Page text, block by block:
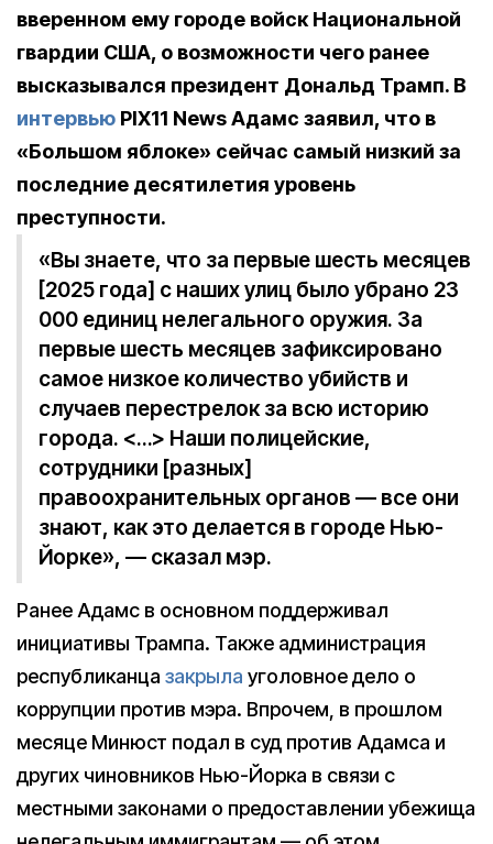
вверенном ему городе войск Национальной
гвардии США, о возможности чего ранее
высказывался президент Дональд Трамп. В
интервью PIX11 News Адамс заявил, что в
«Большом яблоке» сейчас самый низкий за
последние десятилетия уровень
преступности.
«Вы знаете, что за первые шесть месяцев
[2025 года] с наших улиц было убрано 23
000 единиц нелегального оружия. За
первые шесть месяцев зафиксировано
самое низкое количество убийств и
случаев перестрелок за всю историю
города. <…> Наши полицейские,
сотрудники [разных]
правоохранительных органов — все они
знают, как это делается в городе Нью-
Йорке», — сказал мэр.
Ранее Адамс в основном поддерживал
инициативы Трампа. Также администрация
республиканца закрыла уголовное дело о
коррупции против мэра. Впрочем, в прошлом
месяце Минюст подал в суд против Адамса и
других чиновников Нью-Йорка в связи с
местными законами о предоставлении убежища